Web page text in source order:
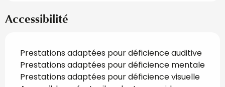
Accessibilité
Prestations adaptées pour déficience auditive
Prestations adaptées pour déficience mentale
Prestations adaptées pour déficience visuelle